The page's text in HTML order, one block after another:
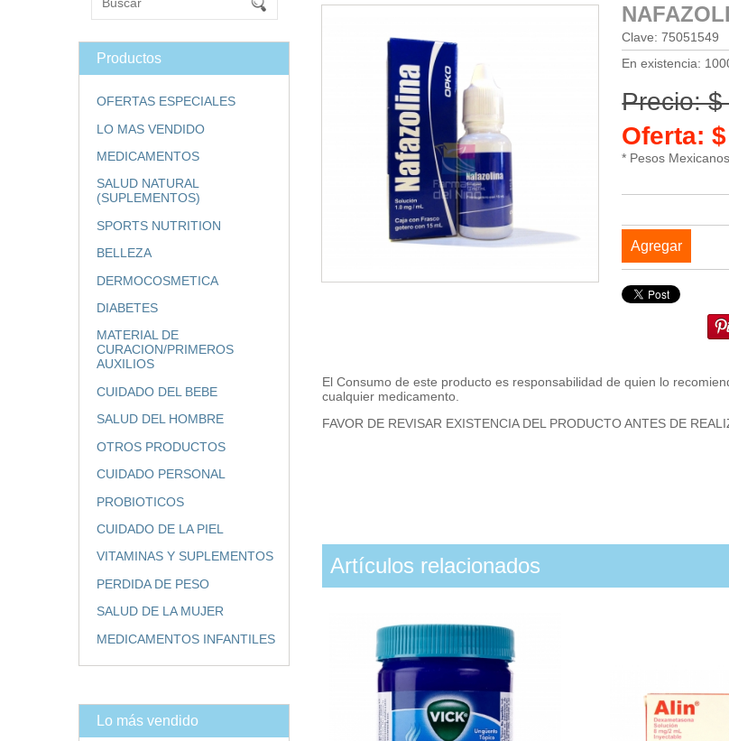
Productos
OFERTAS ESPECIALES
LO MAS VENDIDO
MEDICAMENTOS
SALUD NATURAL
(SUPLEMENTOS)
SPORTS NUTRITION
BELLEZA
DERMOCOSMETICA
DIABETES
MATERIAL DE
CURACION/PRIMEROS
AUXILIOS
CUIDADO DEL BEBE
SALUD DEL HOMBRE
OTROS PRODUCTOS
CUIDADO PERSONAL
PROBIOTICOS
CUIDADO DE LA PIEL
VITAMINAS Y SUPLEMENTOS
PERDIDA DE PESO
SALUD DE LA MUJER
MEDICAMENTOS INFANTILES
Lo más vendido
Clave: 75051549
En existencia:
Precio:
Oferta:
* Pesos Mexicanos
Agregar
El Consumo de este producto es responsabilidad de quien lo
cualquier medicamento.
FAVOR DE REVISAR EXISTENCIA DEL PRODUCTO ANTES DE
Artículos relacionados